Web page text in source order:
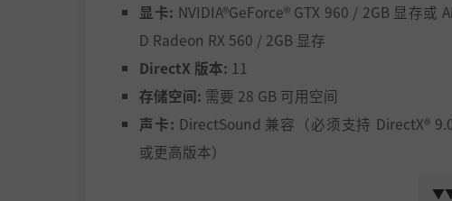
显卡: NVIDIA®GeForce® GTX 960 / 2GB 显存或
D Radeon RX 560 / 2GB 显存
DirectX 版本: 11
存储空间: 需要 28 GB 可用空间
声卡: DirectSound 兼容（必须支持 DirectX®
或更高版本）